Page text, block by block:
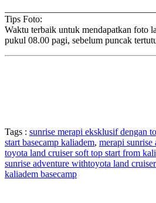
Tips Foto:
Waktu terbaik untuk mendapatkan foto
pukul 08.00 pagi, sebelum puncak
Tags : sunrise merapi eksklusif dengan
start basecamp kaliadem, merapi
toyota land cruiser soft top start from
sunrise adventure withtoyota land
kaliadem basecamp